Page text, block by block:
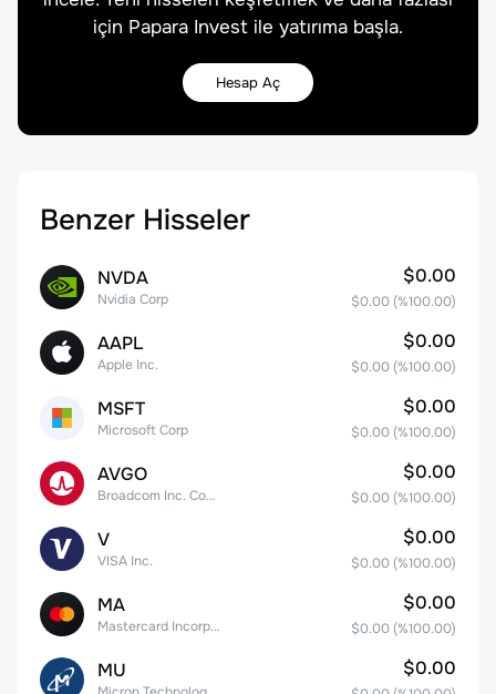
için Papara Invest ile yatırıma başla.
Hesap Aç
Benzer Hisseler
NVDA
Nvidia Corp
$0.00
$0.00 (%100.00)
AAPL
Apple Inc.
$0.00
$0.00 (%100.00)
MSFT
Microsoft Corp
$0.00
$0.00 (%100.00)
AVGO
Broadcom Inc. Common Stock
$0.00
$0.00 (%100.00)
V
VISA Inc.
$0.00
$0.00 (%100.00)
MA
Mastercard Incorporated
$0.00
$0.00 (%100.00)
MU $0.00